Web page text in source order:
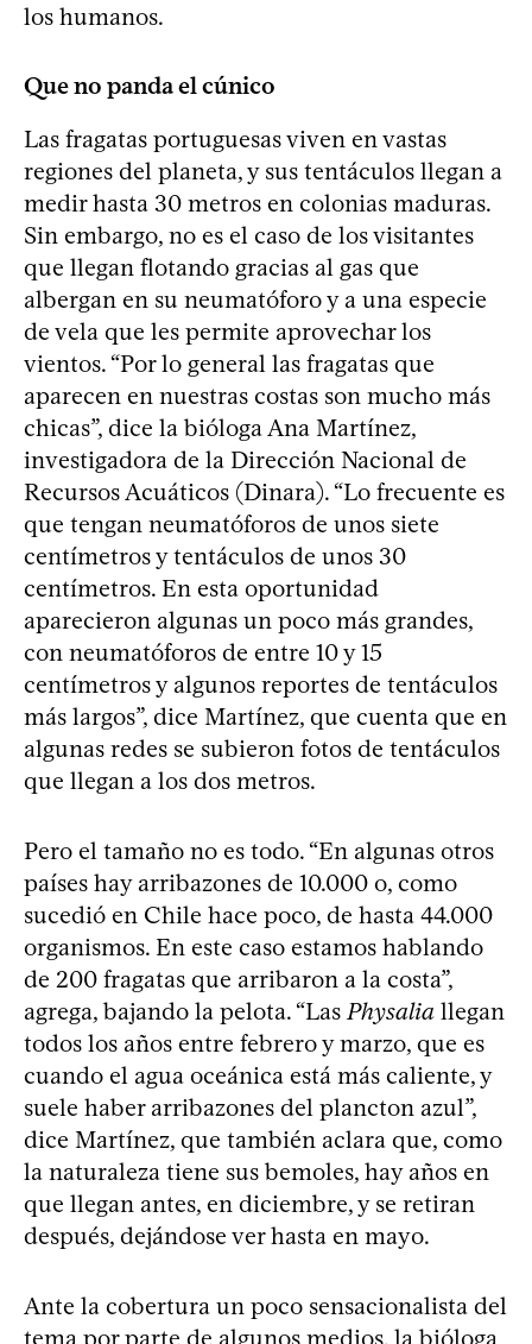
los humanos.
Que no panda el cúnico
Las fragatas portuguesas viven en vastas
regiones del planeta, y sus tentáculos llegan a
medir hasta 30 metros en colonias maduras.
Sin embargo, no es el caso de los visitantes
que llegan flotando gracias al gas que
albergan en su neumatóforo y a una especie
de vela que les permite aprovechar los
vientos. “Por lo general las fragatas que
aparecen en nuestras costas son mucho más
chicas”, dice la bióloga Ana Martínez,
investigadora de la Dirección Nacional de
Recursos Acuáticos (Dinara). “Lo frecuente es
que tengan neumatóforos de unos siete
centímetros y tentáculos de unos 30
centímetros. En esta oportunidad
aparecieron algunas un poco más grandes,
con neumatóforos de entre 10 y 15
centímetros y algunos reportes de tentáculos
más largos”, dice Martínez, que cuenta que en
algunas redes se subieron fotos de tentáculos
que llegan a los dos metros.
Pero el tamaño no es todo. “En algunas otros
países hay arribazones de 10.000 o, como
sucedió en Chile hace poco, de hasta 44.000
organismos. En este caso estamos hablando
de 200 fragatas que arribaron a la costa”,
agrega, bajando la pelota. “Las Physalia llegan
todos los años entre febrero y marzo, que es
cuando el agua oceánica está más caliente, y
suele haber arribazones del plancton azul”,
dice Martínez, que también aclara que, como
la naturaleza tiene sus bemoles, hay años en
que llegan antes, en diciembre, y se retiran
después, dejándose ver hasta en mayo.
Ante la cobertura un poco sensacionalista del
tema por parte de algunos medios, la bióloga